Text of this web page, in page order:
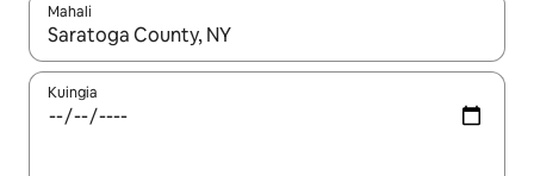
Mahali
Wakati matokeo yanapatikana, vinjari kwa kutumia vitufe vya
Kuingia